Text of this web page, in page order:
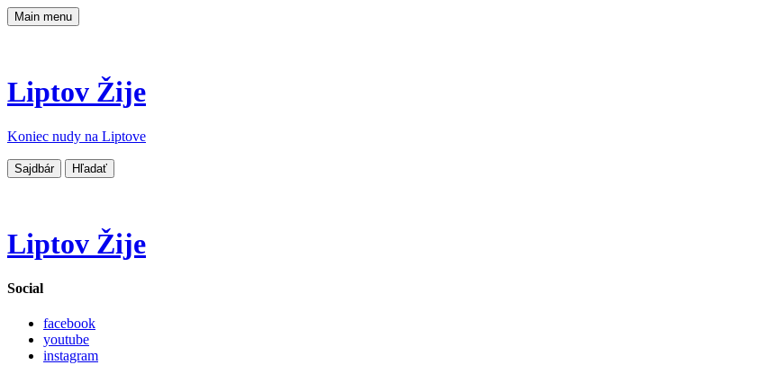
Main menu
Liptov Žije
Koniec nudy na Liptove
Sajdbár Hľadať
Liptov Žije
Social
facebook
youtube
instagram